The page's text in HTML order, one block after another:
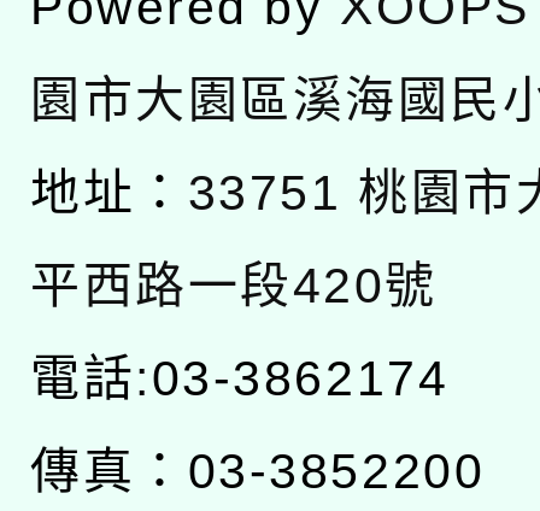
園市大園區溪海國民
地址： 33751 桃園市
平西路一段420號
電話:03-3862174
傳真：03-3852200